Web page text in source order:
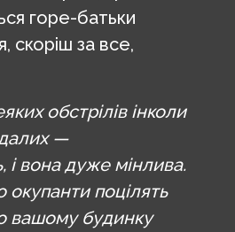
горе-батьки
скоріш за все,
обстрілів інколи
—
і вона дуже мінлива.
окупанти поцілять
вашому будинку